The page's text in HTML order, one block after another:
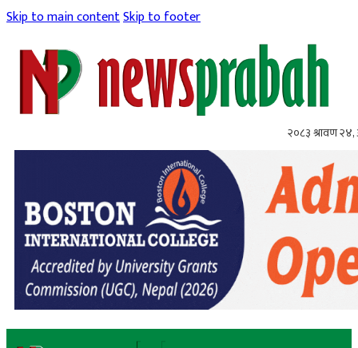
Skip to main contentSkip to footer
२०८३ श्रावण